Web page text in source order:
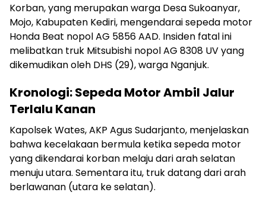
​Korban, yang merupakan warga Desa Sukoanyar,
Mojo, Kabupaten Kediri, mengendarai sepeda motor
Honda Beat nopol AG 5856 AAD. Insiden fatal ini
melibatkan truk Mitsubishi nopol AG 8308 UV yang
dikemudikan oleh DHS (29), warga Nganjuk.
Kronologi: Sepeda Motor Ambil Jalur
Terlalu Kanan
​Kapolsek Wates, AKP Agus Sudarjanto, menjelaskan
bahwa kecelakaan bermula ketika sepeda motor
yang dikendarai korban melaju dari arah selatan
menuju utara. Sementara itu, truk datang dari arah
berlawanan (utara ke selatan).